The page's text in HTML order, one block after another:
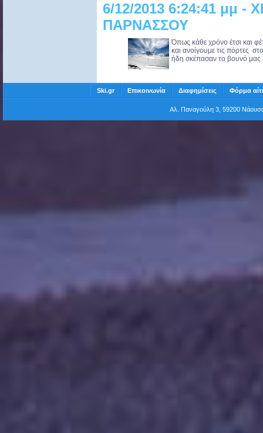
6/12/2013 6:24:41 μμ
ΠΑΡΝΑΣΣΟΥ
Όπως κάθε χρόνο έτσι και
και ανοίγουμε τις πόρτες
ήδη σκέπασαν το βουνό μας
Ski.gr Επικοινωνία Διαφημίσεις Φόρμα
Αλ. Παναγούλη 3, 59200